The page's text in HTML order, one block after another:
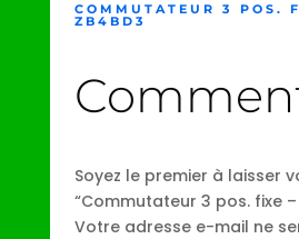
COMMUTATEUR 3 POS.
ZB4BD3
Soyez le premier à laisser
“Commutateur 3 pos. fixe –
Votre adresse e-mail ne